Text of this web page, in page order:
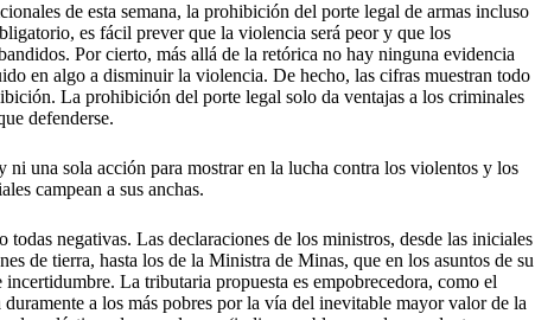
de esta semana, la prohibición del porte legal de armas incluso
es fácil prever que la violencia será peor y que los
Por cierto, más allá de la retórica no hay ninguna evidencia
en algo a disminuir la violencia. De hecho, las cifras muestran todo
La prohibición del porte legal solo da ventajas a los criminales
defenderse.
una sola acción para mostrar en la lucha contra los violentos y los
campean a sus anchas.
negativas. Las declaraciones de los ministros, desde las iniciales
de tierra, hasta los de la Ministra de Minas, que en los asuntos de su
La tributaria propuesta es empobrecedora, como el
a los más pobres por la vía del inevitable mayor valor de la